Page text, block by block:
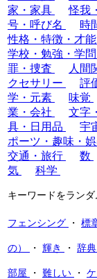
家・家具
怪我
号・呼び名
時
性格・特徴・才能
学校・勉強・学問
罪・捜査
人間
クセサリー
評
学・元素
味覚
業・会社
文字
具・日用品
宇
ポーツ・趣味・
交通・旅行
数
気
科学
キーワードをラン
フェンシング ・ 標
の） ・ 輝き ・ 辞
部屋 ・ 難しい ・